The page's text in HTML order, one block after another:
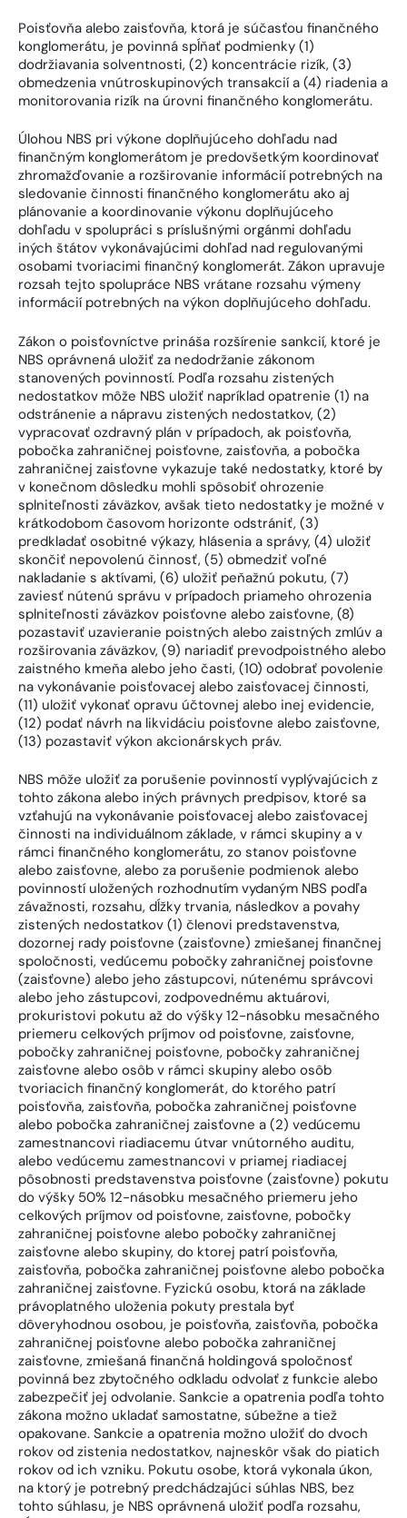
Poisťovňa alebo zaisťovňa, ktorá je súčasťou finančného
konglomerátu, je povinná spĺňať podmienky (1)
dodržiavania solventnosti, (2) koncentrácie rizík, (3)
obmedzenia vnútroskupinových transakcií a (4) riadenia a
monitorovania rizík na úrovni finančného konglomerátu.
Úlohou NBS pri výkone doplňujúceho dohľadu nad
finančným konglomerátom je predovšetkým koordinovať
zhromažďovanie a rozširovanie informácií potrebných na
sledovanie činnosti finančného konglomerátu ako aj
plánovanie a koordinovanie výkonu doplňujúceho
dohľadu v spolupráci s príslušnými orgánmi dohľadu
iných štátov vykonávajúcimi dohľad nad regulovanými
osobami tvoriacimi finančný konglomerát. Zákon upravuje
rozsah tejto spolupráce NBS vrátane rozsahu výmeny
informácií potrebných na výkon doplňujúceho dohľadu.
Zákon o poisťovníctve prináša rozšírenie sankcií, ktoré je
NBS oprávnená uložiť za nedodržanie zákonom
stanovených povinností. Podľa rozsahu zistených
nedostatkov môže NBS uložiť napríklad opatrenie (1) na
odstránenie a nápravu zistených nedostatkov, (2)
vypracovať ozdravný plán v prípadoch, ak poisťovňa,
pobočka zahraničnej poisťovne, zaisťovňa, a pobočka
zahraničnej zaisťovne vykazuje také nedostatky, ktoré by
v konečnom dôsledku mohli spôsobiť ohrozenie
splniteľnosti záväzkov, avšak tieto nedostatky je možné v
krátkodobom časovom horizonte odstrániť, (3)
predkladať osobitné výkazy, hlásenia a správy, (4) uložiť
skončiť nepovolenú činnosť, (5) obmedziť voľné
nakladanie s aktívami, (6) uložiť peňažnú pokutu, (7)
zaviesť nútenú správu v prípadoch priameho ohrozenia
splniteľnosti záväzkov poisťovne alebo zaisťovne, (8)
pozastaviť uzavieranie poistných alebo zaistných zmlúv a
rozširovania záväzkov, (9) nariadiť prevodpoistného alebo
zaistného kmeňa alebo jeho časti, (10) odobrať povolenie
na vykonávanie poisťovacej alebo zaisťovacej činnosti,
(11) uložiť vykonať opravu účtovnej alebo inej evidencie,
(12) podať návrh na likvidáciu poisťovne alebo zaisťovne,
(13) pozastaviť výkon akcionárskych práv.
NBS môže uložiť za porušenie povinností vyplývajúcich z
tohto zákona alebo iných právnych predpisov, ktoré sa
vzťahujú na vykonávanie poisťovacej alebo zaisťovacej
činnosti na individuálnom základe, v rámci skupiny a v
rámci finančného konglomerátu, zo stanov poisťovne
alebo zaisťovne, alebo za porušenie podmienok alebo
povinností uložených rozhodnutím vydaným NBS podľa
závažnosti, rozsahu, dĺžky trvania, následkov a povahy
zistených nedostatkov (1) členovi predstavenstva,
dozornej rady poisťovne (zaisťovne) zmiešanej finančnej
spoločnosti, vedúcemu pobočky zahraničnej poisťovne
(zaisťovne) alebo jeho zástupcovi, nútenému správcovi
alebo jeho zástupcovi, zodpovednému aktuárovi,
prokuristovi pokutu až do výšky 12-násobku mesačného
priemeru celkových príjmov od poisťovne, zaisťovne,
pobočky zahraničnej poisťovne, pobočky zahraničnej
zaisťovne alebo osôb v rámci skupiny alebo osôb
tvoriacich finančný konglomerát, do ktorého patrí
poisťovňa, zaisťovňa, pobočka zahraničnej poisťovne
alebo pobočka zahraničnej zaisťovne a (2) vedúcemu
zamestnancovi riadiacemu útvar vnútorného auditu,
alebo vedúcemu zamestnancovi v priamej riadiacej
pôsobnosti predstavenstva poisťovne (zaisťovne) pokutu
do výšky 50% 12-násobku mesačného priemeru jeho
celkových príjmov od poisťovne, zaisťovne, pobočky
zahraničnej poisťovne alebo pobočky zahraničnej
zaisťovne alebo skupiny, do ktorej patrí poisťovňa,
zaisťovňa, pobočka zahraničnej poisťovne alebo pobočka
zahraničnej zaisťovne. Fyzickú osobu, ktorá na základe
právoplatného uloženia pokuty prestala byť
dôveryhodnou osobou, je poisťovňa, zaisťovňa, pobočka
zahraničnej poisťovne alebo pobočka zahraničnej
zaisťovne, zmiešaná finančná holdingová spoločnosť
povinná bez zbytočného odkladu odvolať z funkcie alebo
zabezpečiť jej odvolanie. Sankcie a opatrenia podľa tohto
zákona možno ukladať samostatne, súbežne a tiež
opakovane. Sankcie a opatrenia možno uložiť do dvoch
rokov od zistenia nedostatkov, najneskôr však do piatich
rokov od ich vzniku. Pokutu osobe, ktorá vykonala úkon,
na ktorý je potrebný predchádzajúci súhlas NBS, bez
tohto súhlasu, je NBS oprávnená uložiť podľa rozsahu,